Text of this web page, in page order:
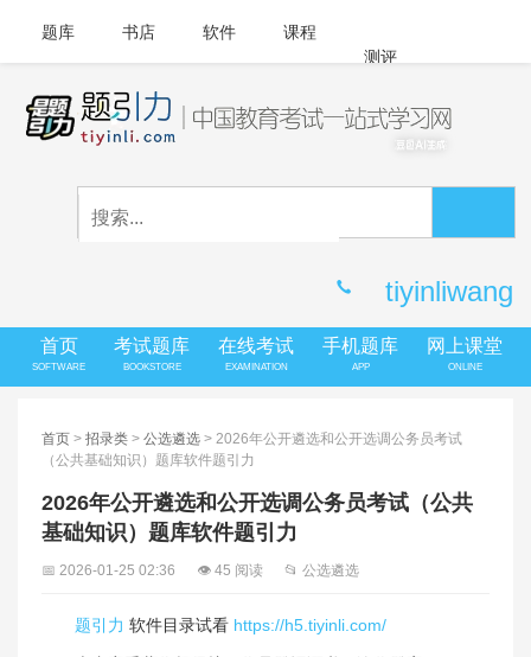
题库 书店 软件
课程
测评
APP下载
tiyinliwang
首页
SOFTWARE
考试题库
BOOKSTORE
在线考试
EXAMINATION
手机题库
APP
网上课堂
ONLINE
首页 > 招录类 > 公选遴选 > 2026年公开遴选和公开选调公务员考试
（公共基础知识）题库软件题引力
2026年公开遴选和公开选调公务员考试（公共
基础知识）题库软件题引力
📅 2026-01-25 02:36 👁 45 阅读 📂 公选遴选
题引力 软件目录试看 https://h5.tiyinli.com/